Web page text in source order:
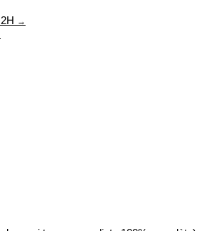
→